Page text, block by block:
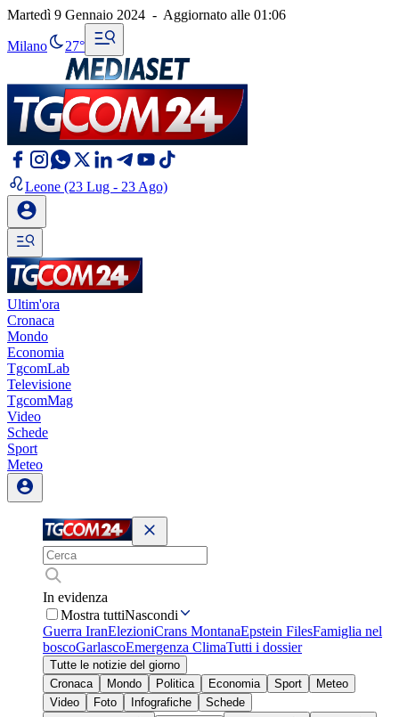
Martedì 9 Gennaio 2024 - Aggiornato alle 01:06
Milano 27°
Leone (23 Lug - 23 Ago)
Ultim'ora
Cronaca
Mondo
Economia
TgcomLab
Televisione
TgcomMag
Video
Schede
Sport
Meteo
In evidenza
Mostra tuttiNascondi
Guerra IranElezioniCrans MontanaEpstein FilesFamiglia nel
boscoGarlascoEmergenza ClimaTutti i dossier
Tutte le notizie del giorno
Cronaca
Mondo Politica Economia Sport
Meteo
Video
Foto Infografiche
Schede